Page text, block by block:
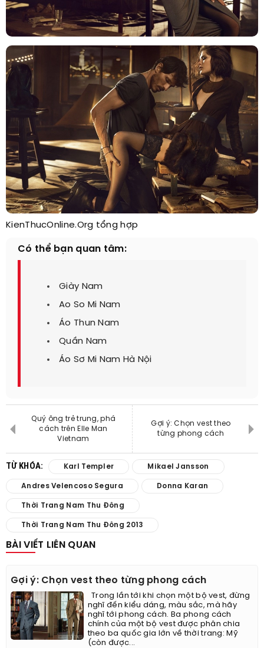
KienThucOnline.Org tổng hợp
Có thể bạn quan tâm:
Giày Nam
Ao So Mi Nam
Áo Thun Nam
Quần Nam
Áo Sơ Mi Nam Hà Nội
Quý ông trẻ trung, phá
cách trên Elle Man
Vietnam
Gợi ý: Chọn vest theo
từng phong cách
TỪ KHÓA: Karl Templer Mikael Jansson
Andres Velencoso Segura Donna Karan
Thời Trang Nam Thu Đông
Thời Trang Nam Thu Đông 2013
BÀI VIẾT LIÊN QUAN
Gợi ý: Chọn vest theo từng phong cách
Trong lần tới khi chọn một bộ vest, đừng
nghĩ đến kiểu dáng, màu sắc, mà hãy
nghĩ tới phong cách. Ba phong cách
chính của một bộ vest được phân chia
theo ba quốc gia lớn về thời trang: Mỹ
(còn được...